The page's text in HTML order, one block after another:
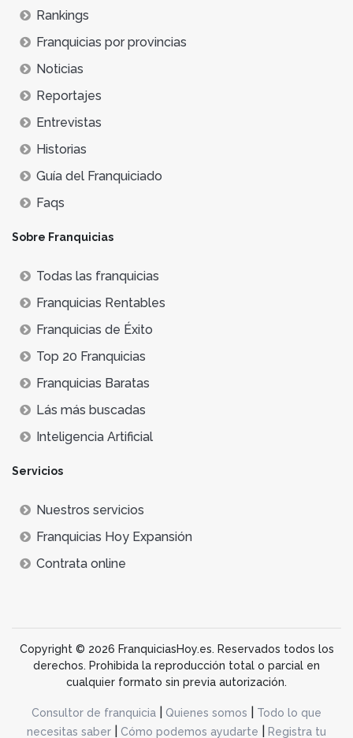
Rankings
Franquicias por provincias
Noticias
Reportajes
Entrevistas
Historias
Guía del Franquiciado
Faqs
Sobre Franquicias
Todas las franquicias
Franquicias Rentables
Franquicias de Éxito
Top 20 Franquicias
Franquicias Baratas
Lás más buscadas
Inteligencia Artificial
Servicios
Nuestros servicios
Franquicias Hoy Expansión
Contrata online
Copyright © 2026 FranquiciasHoy.es. Reservados todos los
derechos. Prohibida la reproducción total o parcial en
cualquier formato sin previa autorización.
Consultor de franquicia Quienes somos
Todo lo que
necesitas saber
Cómo podemos ayudarte Registra tu